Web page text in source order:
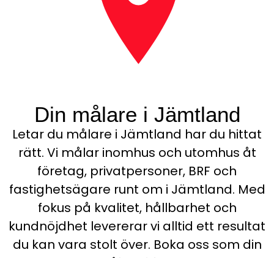
Din målare i Jämtland
Letar du målare i Jämtland har du hittat
rätt. Vi målar inomhus och utomhus åt
företag, privatpersoner, BRF och
fastighetsägare runt om i Jämtland. Med
fokus på kvalitet, hållbarhet och
kundnöjdhet levererar vi alltid ett resultat
du kan vara stolt över. Boka oss som din